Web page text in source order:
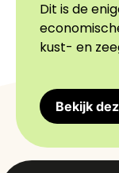
Dit is de
kust- en
Bekijk